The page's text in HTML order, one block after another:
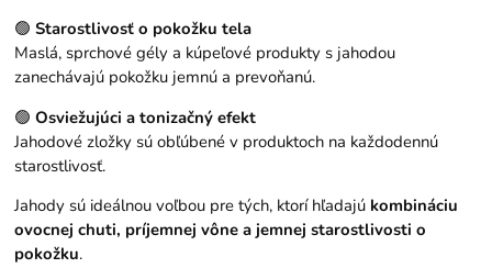
🟢Starostlivosť o pokožku tela
Maslá, sprchové gély a kúpeľové produkty s jahodou
zanechávajú pokožku jemnú a prevoňanú.
🟢Osviežujúci a tonizačný efekt
Jahodové zložky sú obľúbené v produktoch na každodennú
starostlivosť.
Jahody sú ideálnou voľbou pre tých, ktorí hľadajú kombináciu
ovocnej chuti, príjemnej vône a jemnej starostlivosti o
pokožku.